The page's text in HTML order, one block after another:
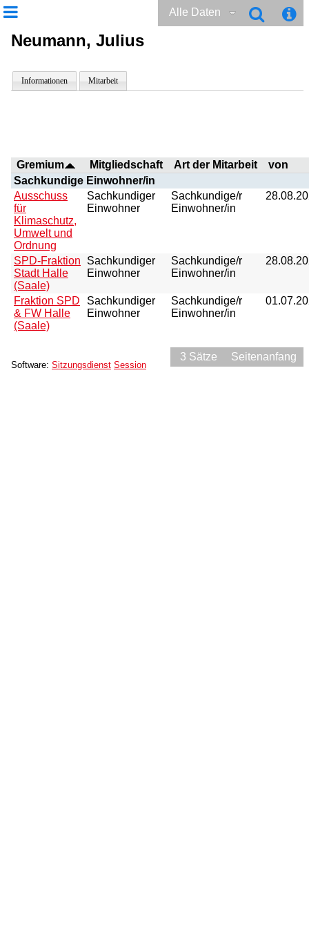
Alle Daten
Neumann, Julius
Informationen Mitarbeit
Gremium Mitgliedschaft Art der Mitarbeit
von
Sachkundige Einwohner/in
Ausschuss
für
Klimaschutz,
Umwelt und
Ordnung
Sachkundiger
Einwohner
Sachkundige/r
Einwohner/in
SPD-Fraktion
Stadt Halle
(Saale)
Sachkundiger
Einwohner
Sachkundige/r
Einwohner/in
Fraktion SPD
& FW Halle
(Saale)
Sachkundiger
Einwohner
Sachkundige/r
Einwohner/in
3 Sätze Seitenanfang
Software: Sitzungsdienst Session